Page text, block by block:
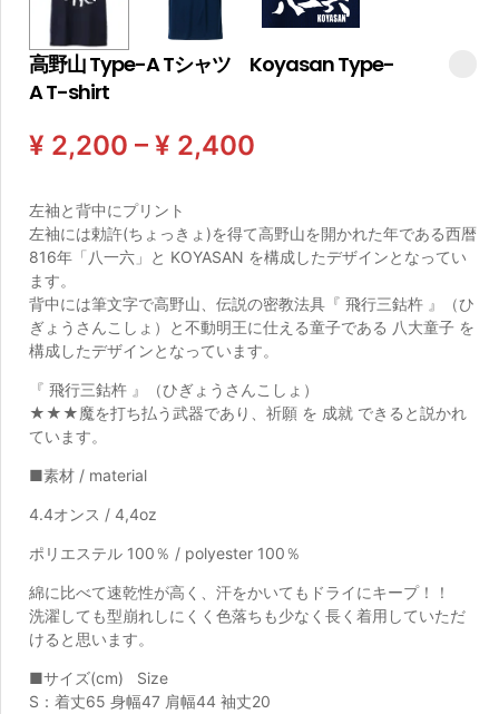
高野山 Type-A Tシャツ Koyasan Type-
A T-shirt
¥ 2,200 – ¥ 2,400
左袖と背中にプリント
左袖には勅許(ちょっきょ)を得て高野山を開かれた年である西暦
816年「八一六」と KOYASAN を構成したデザインとなってい
ます。
背中には筆文字で高野山、伝説の密教法具『 飛行三鈷杵 』（ひ
ぎょうさんこしょ）と不動明王に仕える童子である 八大童子 を
構成したデザインとなっています。
『 飛行三鈷杵 』（ひぎょうさんこしょ）
★★★魔を打ち払う武器であり、祈願 を 成就 できると説かれ
ています。
■素材 / material
4.4オンス / 4,4oz
ポリエステル 100％ / polyester 100％
綿に比べて速乾性が高く、汗をかいてもドライにキープ！！
洗濯しても型崩れしにくく色落ちも少なく長く着用していただ
けると思います。
■サイズ(cm) Size
S：着丈65 身幅47 肩幅44 袖丈20